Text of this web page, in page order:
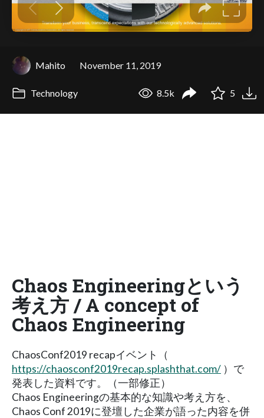
Mahito November 11, 2019
Technology 8.5k 5
Chaos Engineeringという
考え方 / A concept of
Chaos Engineering
ChaosConf2019 recapイベント（
https://chaosconf2019recap.splashthat.com/ ）で
発表した資料です。（一部修正）
Chaos Engineeringの基本的な知識や考え方を、
Chaos Conf 2019に登壇した企業が語った内容を併